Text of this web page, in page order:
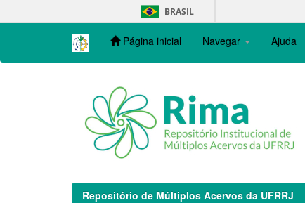
navigation
BRASIL
Página inicial Navegar Ajuda
Repositório de Múltiplos Acervos da UFRRJ